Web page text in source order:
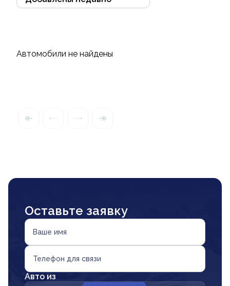
Автомобили не найдены
Оставьте заявку
Ваше имя
Телефон для связи
Авто из